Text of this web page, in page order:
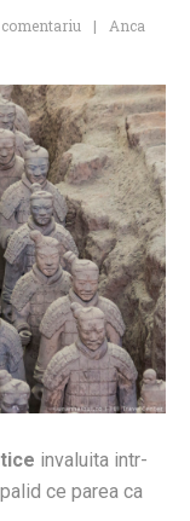
Anca
invaluita intr-
ce parea ca